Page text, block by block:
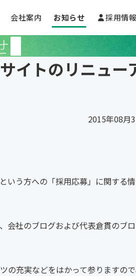
会社案内 お知らせ 採用情報
イトのリニュー
2015年08月
いう方への「採用応募」に関する
会社のブログおよび代表倉貫のブ
の充実などをはかって参りますの